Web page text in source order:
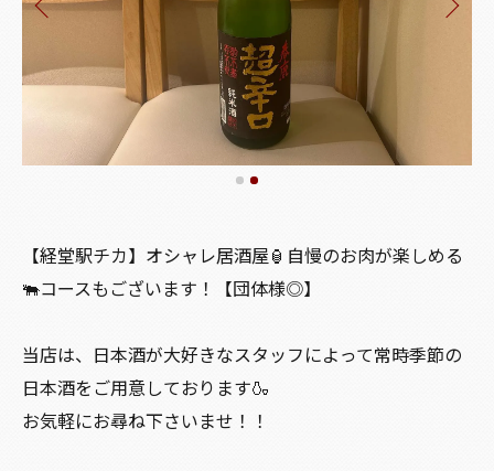
【経堂駅チカ】オシャレ居酒屋🏮自慢のお肉が楽しめる
🐃コースもございます！【団体様◎】
当店は、日本酒が大好きなスタッフによって常時季節の
日本酒をご用意しております🍶
お気軽にお尋ね下さいませ！！